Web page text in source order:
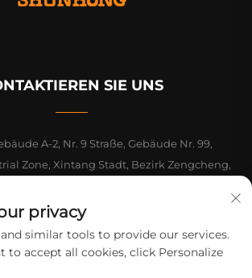
SIE UNS
A-2, Nr. 9 Straße, Gebäude Nr. 99,
Zone, Xintang Stadt, Bezirk Zengcheng,
privacy
similar tools to provide our services.
to accept all cookies, click Personalize